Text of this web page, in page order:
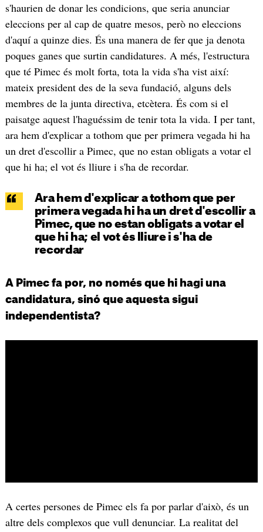
s'haurien de donar les condicions, que seria anunciar
eleccions per al cap de quatre mesos, però no eleccions
d'aquí a quinze dies. És una manera de fer que ja denota
poques ganes que surtin candidatures. A més, l'estructura
que té Pimec és molt forta, tota la vida s'ha vist així:
mateix president des de la seva fundació, alguns dels
membres de la junta directiva, etcètera. És com si el
paisatge aquest l'haguéssim de tenir tota la vida. I per tant,
ara hem d'explicar a tothom que per primera vegada hi ha
un dret d'escollir a Pimec, que no estan obligats a votar el
que hi ha; el vot és lliure i s'ha de recordar.
Ara hem d'explicar a tothom que per
primera vegada hi ha un dret d'escollir a
Pimec, que no estan obligats a votar el
que hi ha; el vot és lliure i s'ha de
recordar
A Pimec fa por, no només que hi hagi una
candidatura, sinó que aquesta sigui
independentista?
A certes persones de Pimec els fa por parlar d'això, és un
altre dels complexos que vull denunciar. La realitat del